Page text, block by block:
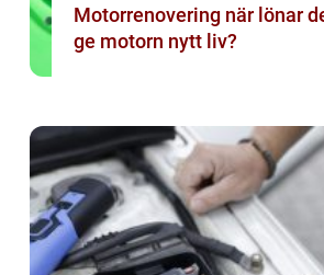
Motorrenovering när lönar det sig att
ge motorn nytt liv?